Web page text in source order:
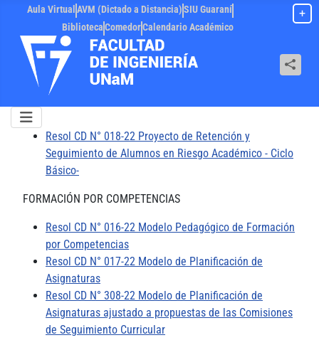
+
Aula VirtualAVM (Dictado a Distancia)SIU Guaraní
BibliotecaComedorCalendario Académico
Resol CD N° 018-22 Proyecto de Retención y
Seguimiento de Alumnos en Riesgo Académico - Ciclo
Básico-
FORMACIÓN POR COMPETENCIAS
Resol CD N° 016-22 Modelo Pedagógico de Formación
por Competencias
Resol CD N° 017-22 Modelo de Planificación de
Asignaturas
Resol CD N° 308-22 Modelo de Planificación de
Asignaturas ajustado a propuestas de las Comisiones
de Seguimiento Curricular